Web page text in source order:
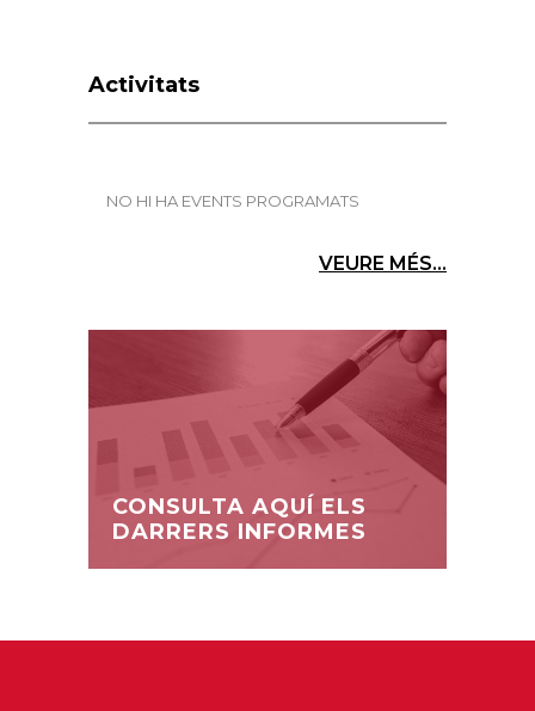
Activitats
NO HI HA EVENTS PROGRAMATS
VEURE MÉS...
CONSULTA AQUÍ ELS
DARRERS INFORMES